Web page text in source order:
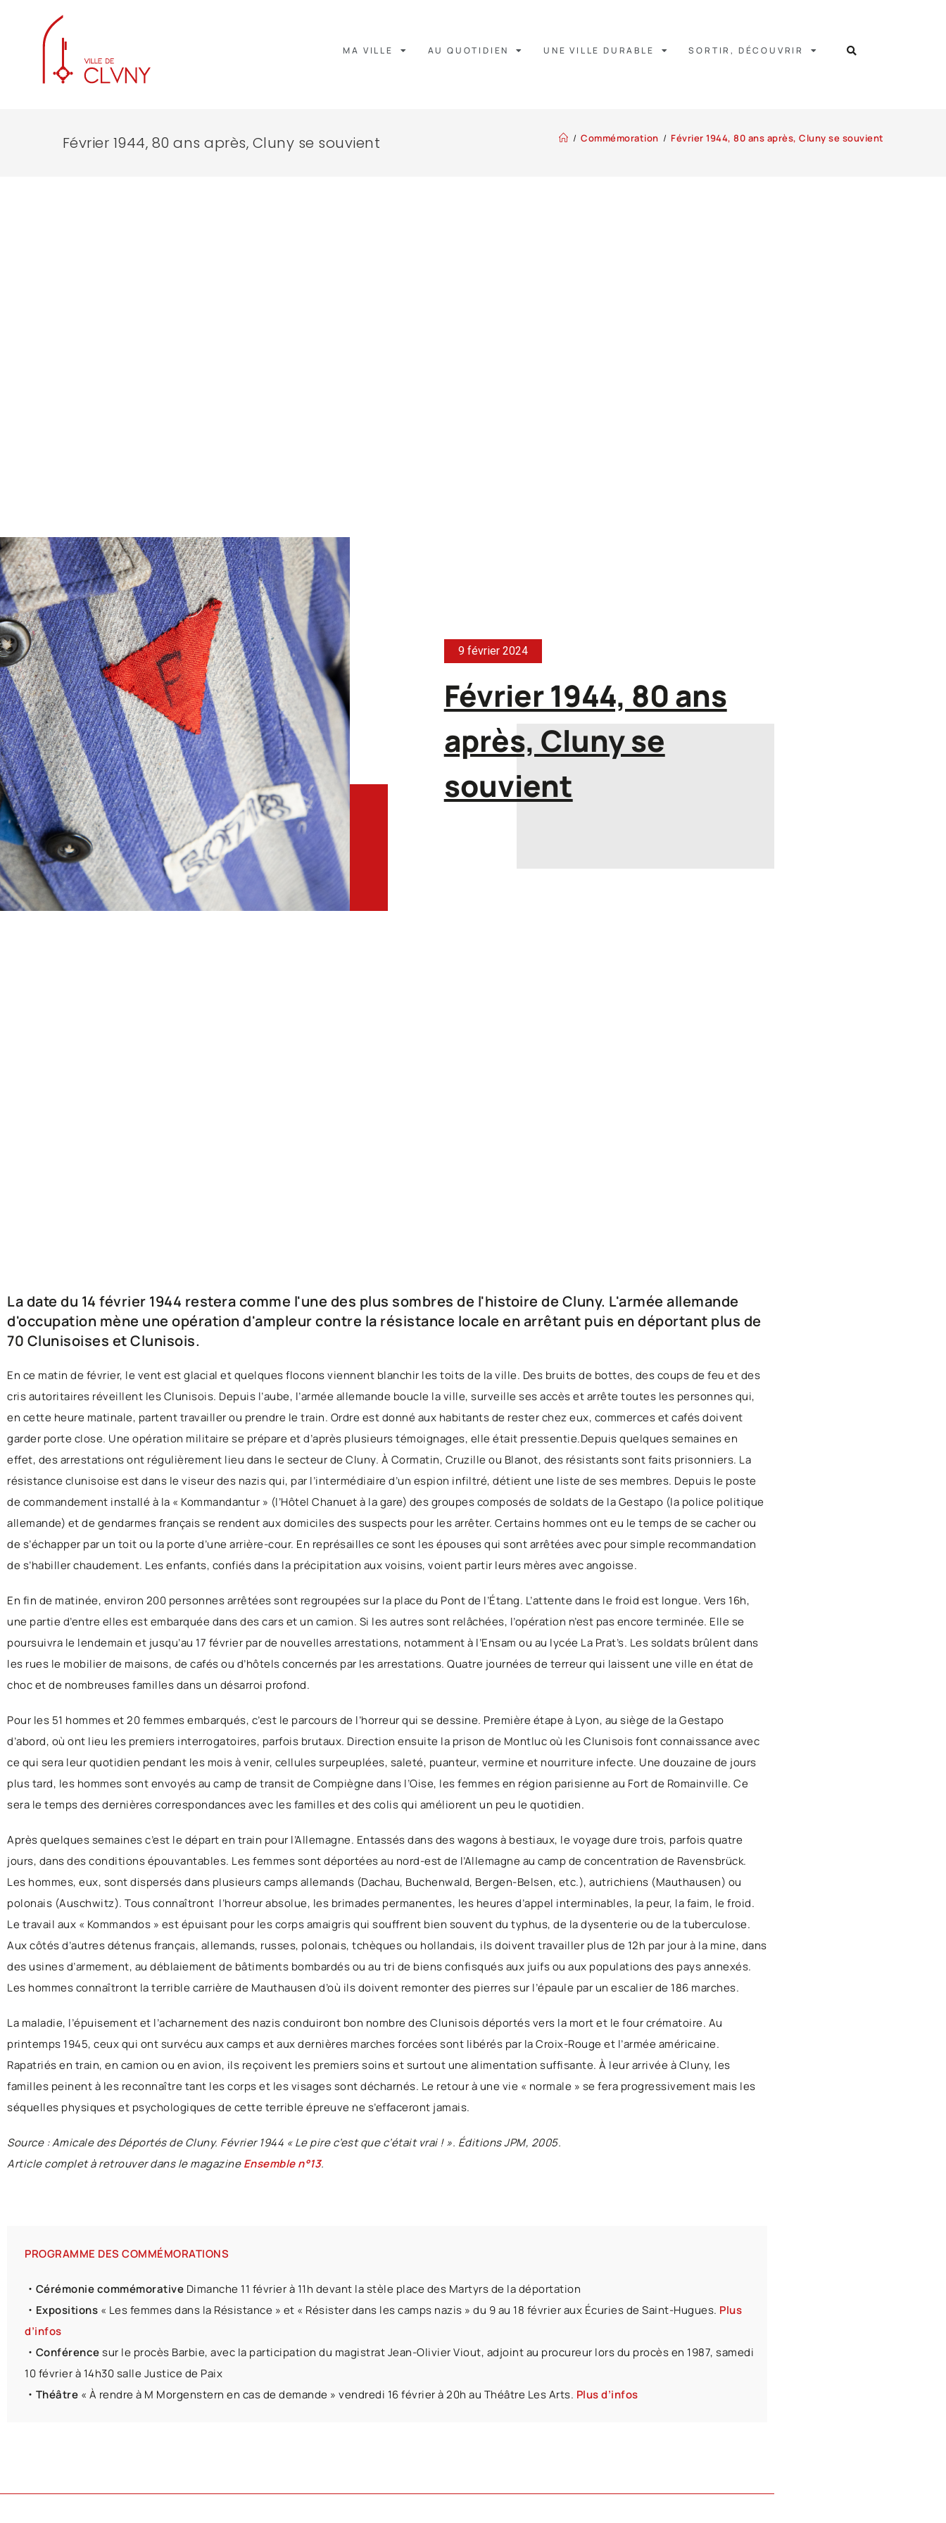
MA VILLE AU QUOTIDIEN UNE VILLE DURABLE SORTIR, DÉCOUVRIR
Février 1944, 80 ans après, Cluny se souvient / Commémoration / Février 1944, 80 ans après, Cluny se souvient
9 février 2024
Février 1944, 80 ans
après, Cluny se
souvient
La date du 14 février 1944 restera comme l'une des plus sombres de l'histoire de Cluny. L'armée allemande
d'occupation mène une opération d'ampleur contre la résistance locale en arrêtant puis en déportant plus de
70 Clunisoises et Clunisois.
En ce matin de février, le vent est glacial et quelques flocons viennent blanchir les toits de la ville. Des bruits de bottes, des coups de feu et des
cris autoritaires réveillent les Clunisois. Depuis l’aube, l’armée allemande boucle la ville, surveille ses accès et arrête toutes les personnes qui,
en cette heure matinale, partent travailler ou prendre le train. Ordre est donné aux habitants de rester chez eux, commerces et cafés doivent
garder porte close. Une opération militaire se prépare et d’après plusieurs témoignages, elle était pressentie.Depuis quelques semaines en
effet, des arrestations ont régulièrement lieu dans le secteur de Cluny. À Cormatin, Cruzille ou Blanot, des résistants sont faits prisonniers. La
résistance clunisoise est dans le viseur des nazis qui, par l’intermédiaire d’un espion infiltré, détient une liste de ses membres. Depuis le poste
de commandement installé à la « Kommandantur » (l’Hôtel Chanuet à la gare) des groupes composés de soldats de la Gestapo (la police politique
allemande) et de gendarmes français se rendent aux domiciles des suspects pour les arrêter. Certains hommes ont eu le temps de se cacher ou
de s’échapper par un toit ou la porte d’une arrière-cour. En représailles ce sont les épouses qui sont arrêtées avec pour simple recommandation
de s’habiller chaudement. Les enfants, confiés dans la précipitation aux voisins, voient partir leurs mères avec angoisse.
En fin de matinée, environ 200 personnes arrêtées sont regroupées sur la place du Pont de l’Étang. L’attente dans le froid est longue. Vers 16h,
une partie d’entre elles est embarquée dans des cars et un camion. Si les autres sont relâchées, l’opération n’est pas encore terminée. Elle se
poursuivra le lendemain et jusqu’au 17 février par de nouvelles arrestations, notamment à l’Ensam ou au lycée La Prat’s. Les soldats brûlent dans
les rues le mobilier de maisons, de cafés ou d’hôtels concernés par les arrestations. Quatre journées de terreur qui laissent une ville en état de
choc et de nombreuses familles dans un désarroi profond.
Pour les 51 hommes et 20 femmes embarqués, c’est le parcours de l’horreur qui se dessine. Première étape à Lyon, au siège de la Gestapo
d’abord, où ont lieu les premiers interrogatoires, parfois brutaux. Direction ensuite la prison de Montluc où les Clunisois font connaissance avec
ce qui sera leur quotidien pendant les mois à venir, cellules surpeuplées, saleté, puanteur, vermine et nourriture infecte. Une douzaine de jours
plus tard, les hommes sont envoyés au camp de transit de Compiègne dans l’Oise, les femmes en région parisienne au Fort de Romainville. Ce
sera le temps des dernières correspondances avec les familles et des colis qui améliorent un peu le quotidien.
Après quelques semaines c’est le départ en train pour l’Allemagne. Entassés dans des wagons à bestiaux, le voyage dure trois, parfois quatre
jours, dans des conditions épouvantables. Les femmes sont déportées au nord-est de l’Allemagne au camp de concentration de Ravensbrück.
Les hommes, eux, sont dispersés dans plusieurs camps allemands (Dachau, Buchenwald, Bergen-Belsen, etc.), autrichiens (Mauthausen) ou
polonais (Auschwitz). Tous connaîtront l’horreur absolue, les brimades permanentes, les heures d’appel interminables, la peur, la faim, le froid.
Le travail aux « Kommandos » est épuisant pour les corps amaigris qui souffrent bien souvent du typhus, de la dysenterie ou de la tuberculose.
Aux côtés d’autres détenus français, allemands, russes, polonais, tchèques ou hollandais, ils doivent travailler plus de 12h par jour à la mine, dans
des usines d’armement, au déblaiement de bâtiments bombardés ou au tri de biens confisqués aux juifs ou aux populations des pays annexés.
Les hommes connaîtront la terrible carrière de Mauthausen d’où ils doivent remonter des pierres sur l’épaule par un escalier de 186 marches.
La maladie, l’épuisement et l’acharnement des nazis conduiront bon nombre des Clunisois déportés vers la mort et le four crématoire. Au
printemps 1945, ceux qui ont survécu aux camps et aux dernières marches forcées sont libérés par la Croix-Rouge et l’armée américaine.
Rapatriés en train, en camion ou en avion, ils reçoivent les premiers soins et surtout une alimentation suffisante. À leur arrivée à Cluny, les
familles peinent à les reconnaître tant les corps et les visages sont décharnés. Le retour à une vie « normale » se fera progressivement mais les
séquelles physiques et psychologiques de cette terrible épreuve ne s’effaceront jamais.
Source : Amicale des Déportés de Cluny. Février 1944 « Le pire c’est que c’était vrai ! ». Éditions JPM, 2005.
Article complet à retrouver dans le magazineEnsemble n°13.
PROGRAMME DES COMMÉMORATIONS
・Cérémonie commémorative Dimanche 11 février à 11h devant la stèle place des Martyrs de la déportation
・Expositions « Les femmes dans la Résistance » et « Résister dans les camps nazis » du 9 au 18 février aux Écuries de Saint-Hugues. Plus
d’infos
・Conférencesur le procès Barbie, avec la participation du magistrat Jean-Olivier Viout, adjoint au procureur lors du procès en 1987, samedi
10 février à 14h30 salle Justice de Paix
・Théâtre « À rendre à M Morgenstern en cas de demande » vendredi 16 février à 20h au Théâtre Les Arts. Plus d’infos